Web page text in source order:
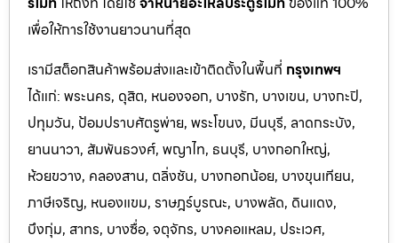
เพื่อให้การใช้งานยาวนานที่สุด
เรามีสต็อกสินค้าพร้อมส่งและเข้าติดตั้งในพื้นที่ กรุงเทพฯ
ได้แก่: พระนคร, ดุสิต, หนองจอก, บางรัก, บางเขน, บางกะปิ,
ปทุมวัน, ป้อมปราบศัตรูพ่าย, พระโขนง, มีนบุรี, ลาดกระบัง,
ยานนาวา, สัมพันธวงศ์, พญาไท, ธนบุรี, บางกอกใหญ่,
ห้วยขวาง, คลองสาน, ตลิ่งชัน, บางกอกน้อย, บางขุนเทียน,
ภาษีเจริญ, หนองแขม, ราษฎร์บูรณะ, บางพลัด, ดินแดง,
บึงกุ่ม, สาทร, บางซื่อ, จตุจักร, บางคอแหลม, ประเวศ,